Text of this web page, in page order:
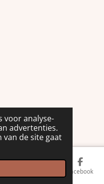
voor analyse-
advertenties.
van de site gaat
Facebook